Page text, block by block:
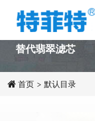
PRODUCT
替代翡翠滤芯
首页 > 默认目录